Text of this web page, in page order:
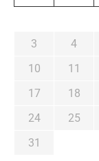
3
4
10
11
17
18
24
25
31